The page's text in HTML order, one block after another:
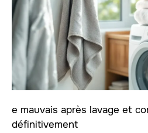
e mauvais après lavage et
définitivement